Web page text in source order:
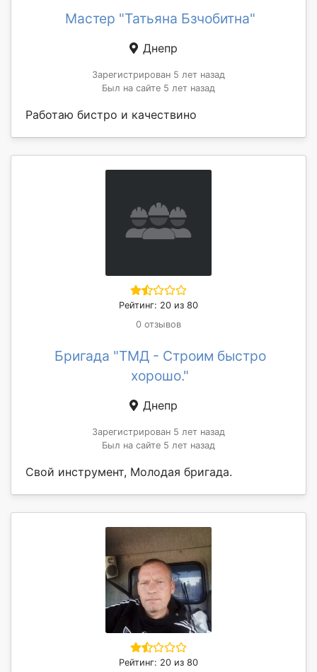
Мастер "Татьяна Бзчобитна"
Днепр
Зарегистрирован 5 лет назад
Был на сайте 5 лет назад
Работаю бистро и качествино
Рейтинг: 20 из 80
0 отзывов
Бригада "ТМД - Строим быстро
хорошо."
Днепр
Зарегистрирован 5 лет назад
Был на сайте 5 лет назад
Свой инструмент, Молодая бригада.
Рейтинг: 20 из 80